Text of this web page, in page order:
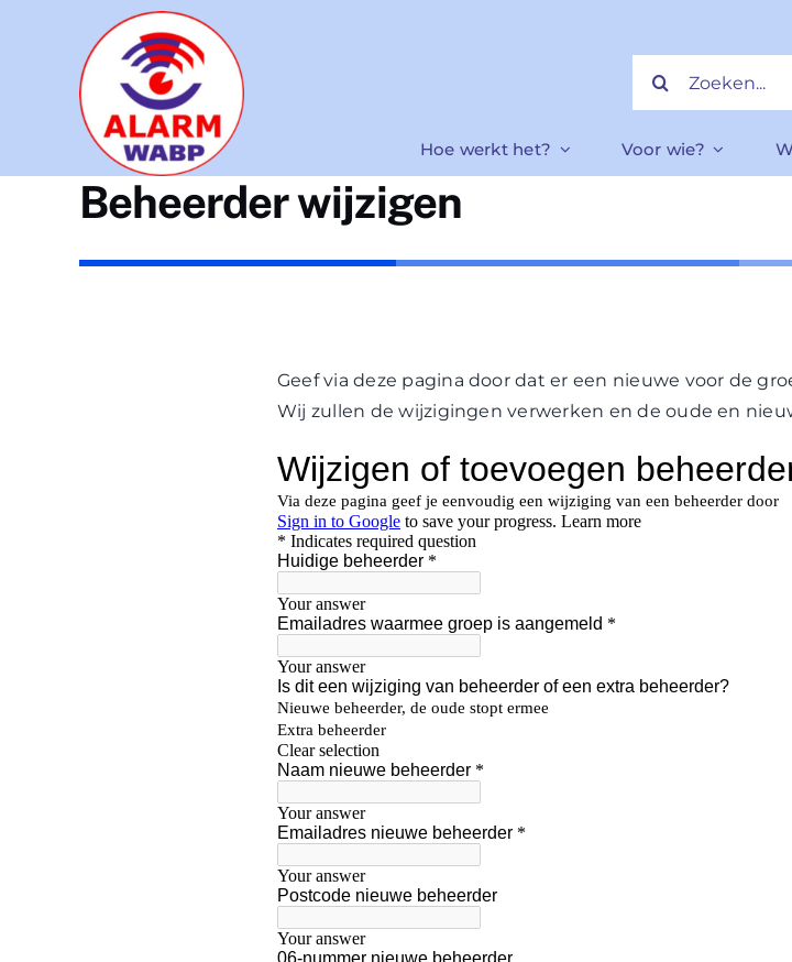
naar:
Hoe werkt het? Voor wie?
Beheerder wijzigen
Geef via deze pagina door dat er een nieuwe voor de
Wij zullen de wijzigingen verwerken en de oude en